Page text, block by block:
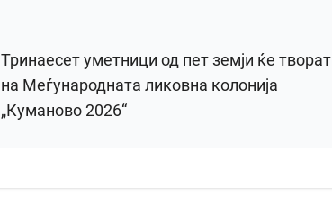
Тринаесет уметници од пет земји ќе творат
на Меѓународната ликовна колонија
„Куманово 2026“